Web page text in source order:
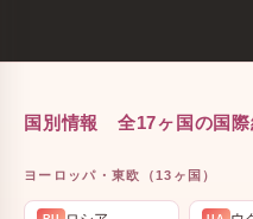
国別情報 全17ヶ国の国際
ヨーロッパ・東欧（13ヶ国）